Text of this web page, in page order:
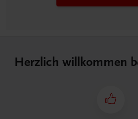
Herzlich willkommen